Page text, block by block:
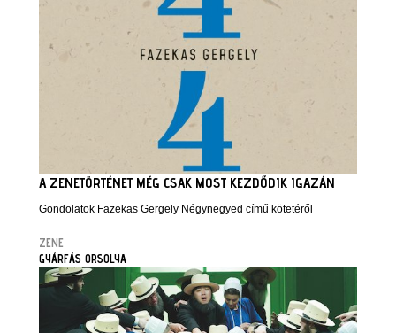
A ZENETÖRTÉNET MÉG CSAK MOST KEZDŐDIK IGAZÁN
Gondolatok Fazekas Gergely Négynegyed című kötetéről
ZENE
GYÁRFÁS ORSOLYA